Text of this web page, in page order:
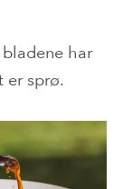
har
er sprø.